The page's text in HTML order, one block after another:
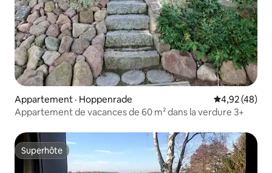
Appartement · Hoppenrade Note
4,92 (48)
Appartement de vacances de 60 m² dans la verdure 3+
Superhôte
Superhôte